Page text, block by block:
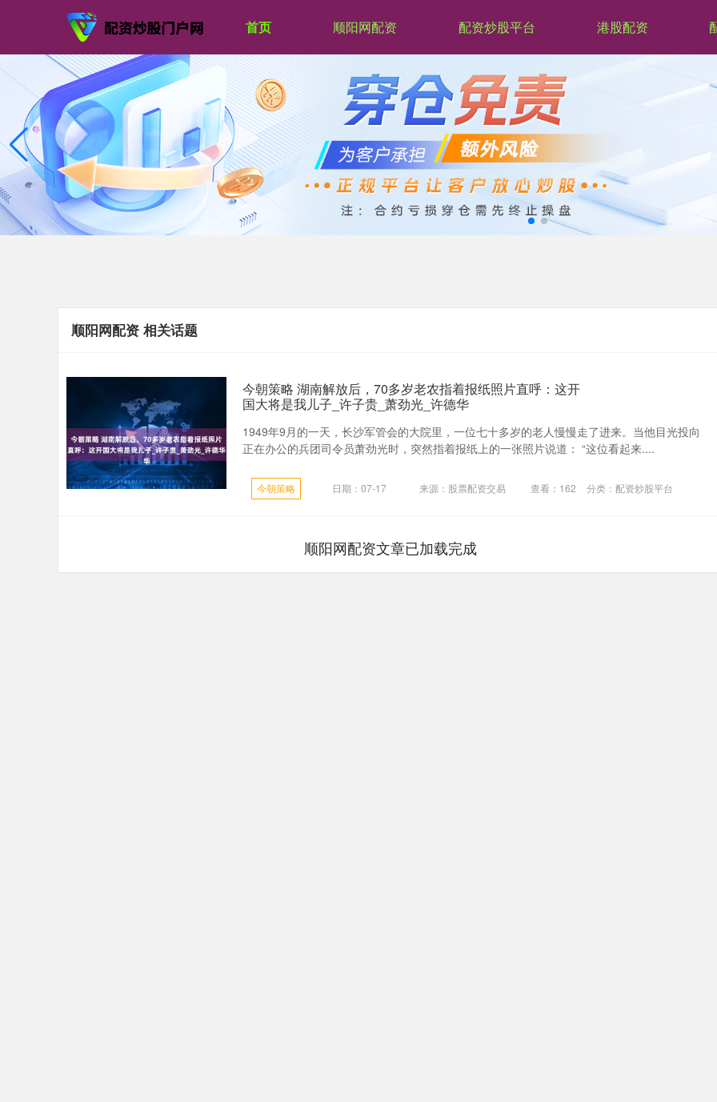
首页 顺阳网配资 配资炒股平台 港股配资
顺阳网配资 相关话题
今朝策略 湖南解放后，70多岁老农指着报纸照片直呼：这开
国大将是我儿子_许子贵_萧劲光_许德华
1949年9月的一天，长沙军管会的大院里，一位七十多岁的老人慢慢走了进来。当他目光投向
正在办公的兵团司令员萧劲光时，突然指着报纸上的一张照片说道： “这位看起来....
今朝策略 日期：07-17 来源：股票配资交易 查看： 162 分类： 配资炒股平台
顺阳网配资文章已加载完成